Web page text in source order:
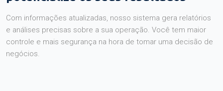
Com informações atualizadas, nosso sistema gera relatórios
e análises precisas sobre a sua operação. Você tem maior
controle e mais segurança na hora de tomar uma decisão de
negócios.